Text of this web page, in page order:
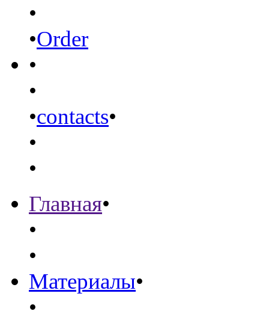
•
•Order
•
•
•contacts•
•
•
Главная•
•
•
Материалы•
•